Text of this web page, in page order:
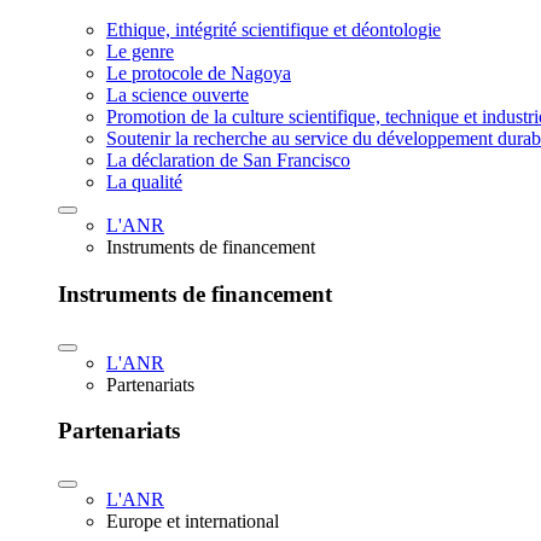
Ethique, intégrité scientifique et déontologie
Le genre
Le protocole de Nagoya
La science ouverte
Promotion de la culture scientifique, technique et
Soutenir la recherche au service du développement
La déclaration de San Francisco
La qualité
L'ANR
Instruments de financement
Instruments de financement
L'ANR
Partenariats
Partenariats
L'ANR
Europe et international